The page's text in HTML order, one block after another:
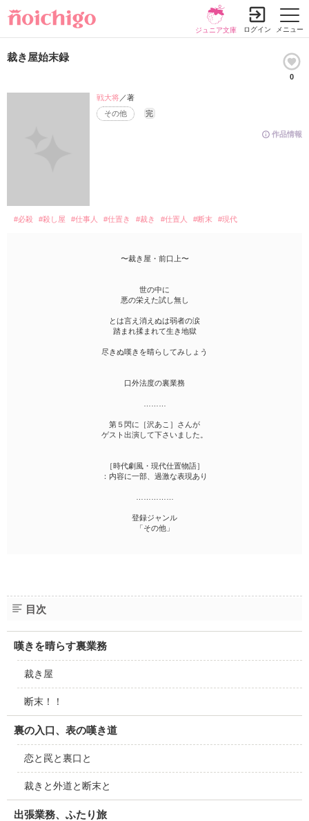
メニュー
ジュニア文庫 ログイン
裁き屋始末録
0
作品情報
その他 完
戦大将／著
#必殺 #殺し屋 #仕事人 #仕置き #裁き #仕置人 #断末 #現代
〜裁き屋・前口上〜
世の中に
悪の栄えた試し無し
とは言え消えぬは弱者の涙
踏まれ揉まれて生き地獄
尽きぬ嘆きを晴らしてみしょう
口外法度の裏業務
第５閃に［沢あこ］さんが
ゲスト出演して下さいました。
［時代劇風・現代仕置物語］
：内容に一部、過激な表現あり
登録ジャンル
「その他」
目次
嘆きを晴らす裏業務
裁き屋
断末！！
裏の入口、表の嘆き道
恋と罠と裏口と
裁きと外道と断末と
出張業務、ふたり旅